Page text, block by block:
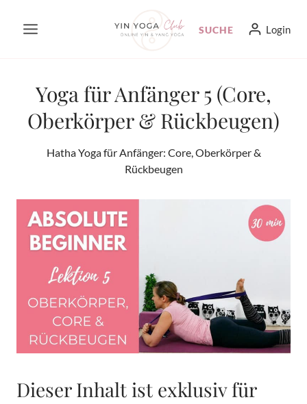
Inhalt
SUCHE Login
Yoga für Anfänger 5 (Core,
Oberkörper & Rückbeugen)
Hatha Yoga für Anfänger: Core, Oberkörper &
Rückbeugen
Dieser Inhalt ist exklusiv für